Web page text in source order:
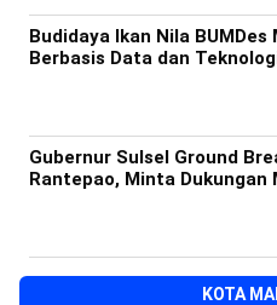
Budidaya Ikan Nila BUMDes
Berbasis Data dan
Gubernur Sulsel Ground
Rantepao, Minta Dukungan
KOTA